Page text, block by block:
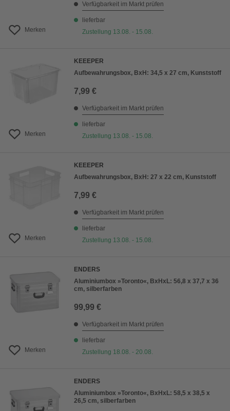
Merken
Verfügbarkeit im Markt prüfen
lieferbar
Zustellung 13.08. - 15.08.
Merken
KEEEPER
Aufbewahrungsbox, BxH: 34,5 x 27 cm, Kunststoff
7,99 €
Verfügbarkeit im Markt prüfen
lieferbar
Zustellung 13.08. - 15.08.
Merken
KEEEPER
Aufbewahrungsbox, BxH: 27 x 22 cm, Kunststoff
7,99 €
Verfügbarkeit im Markt prüfen
lieferbar
Zustellung 13.08. - 15.08.
Merken
ENDERS
Aluminiumbox »Toronto«, BxHxL: 56,8 x 37,7 x 36
cm, silberfarben
99,99 €
Verfügbarkeit im Markt prüfen
lieferbar
Zustellung 18.08. - 20.08.
ENDERS
Aluminiumbox »Toronto«, BxHxL: 58,5 x 38,5 x
26,5 cm, silberfarben